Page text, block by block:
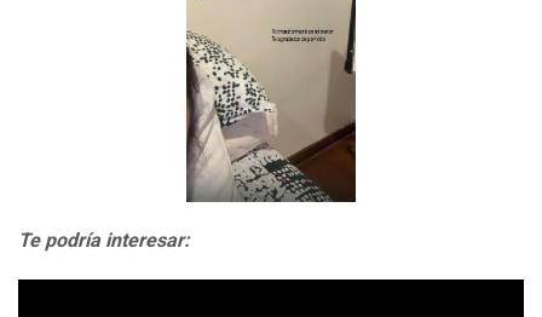
Te podría interesar: